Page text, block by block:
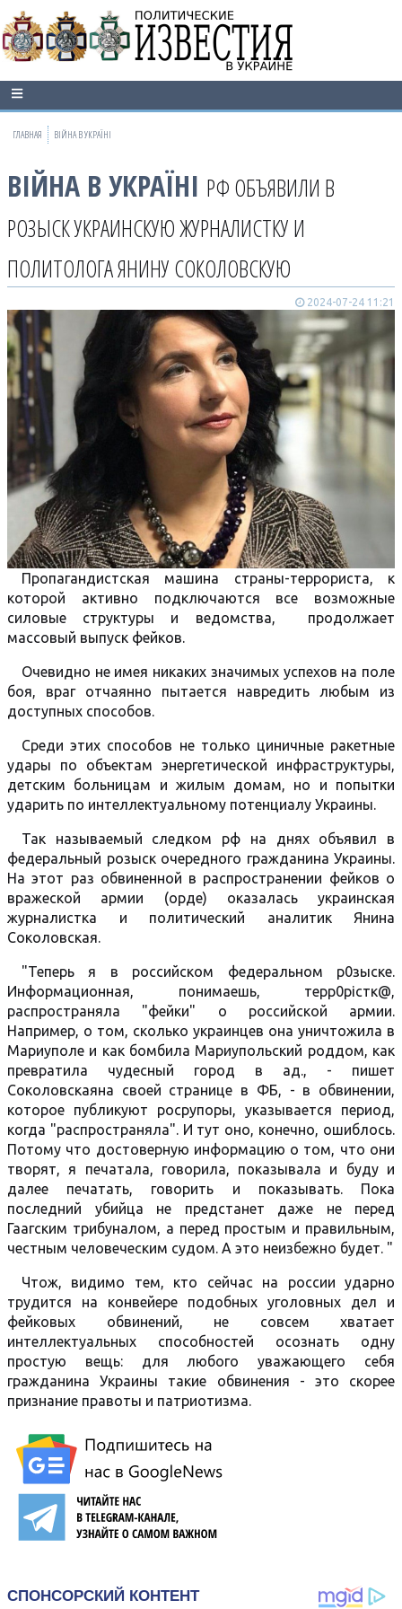
ГЛАВНАЯ ВІЙНА В УКРАЇНІ
ВІЙНА В УКРАЇНІ РФ ОБЪЯВИЛИ В
РОЗЫСК УКРАИНСКУЮ ЖУРНАЛИСТКУ И
ПОЛИТОЛОГА ЯНИНУ СОКОЛОВСКУЮ
2024-07-24 11:21
Пропагандистская машина страны-террориста, к
которой активно подключаются все возможные
силовые структуры и ведомства, продолжает
массовый выпуск фейков.
Очевидно не имея никаких значимых успехов на поле
боя, враг отчаянно пытается навредить любым из
доступных способов.
Среди этих способов не только циничные ракетные
удары по объектам энергетической инфраструктуры,
детским больницам и жилым домам, но и попытки
ударить по интеллектуальному потенциалу Украины.
Так называемый следком рф на днях объявил в
федеральный розыск очередного гражданина Украины.
На этот раз обвиненной в распространении фейков о
вражеской армии (орде) оказалась украинская
журналистка и политический аналитик Янина
Соколовская.
"Теперь я в российском федеральном р0зыске.
Информационная, понимаешь, терр0рістк@,
распространяла "фейки" о российской армии.
Например, о том, сколько украинцев она уничтожила в
Мариуполе и как бомбила Мариупольский роддом, как
превратила чудесный город в ад., - пишет
Соколовскаяна своей странице в ФБ, - в обвинении,
которое публикуют росрупоры, указывается период,
когда "распространяла". И тут оно, конечно, ошиблось.
Потому что достоверную информацию о том, что они
творят, я печатала, говорила, показывала и буду и
далее печатать, говорить и показывать. Пока
последний убийца не предстанет даже не перед
Гаагским трибуналом, а перед простым и правильным,
честным человеческим судом. А это неизбежно будет. "
Чтож, видимо тем, кто сейчас на россии ударно
трудится на конвейере подобных уголовных дел и
фейковых обвинений, не совсем хватает
интеллектуальных способностей осознать одну
простую вещь: для любого уважающего себя
гражданина Украины такие обвинения - это скорее
признание правоты и патриотизма.